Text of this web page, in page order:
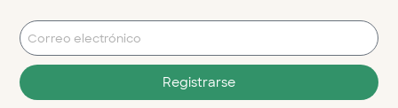
Registrarse